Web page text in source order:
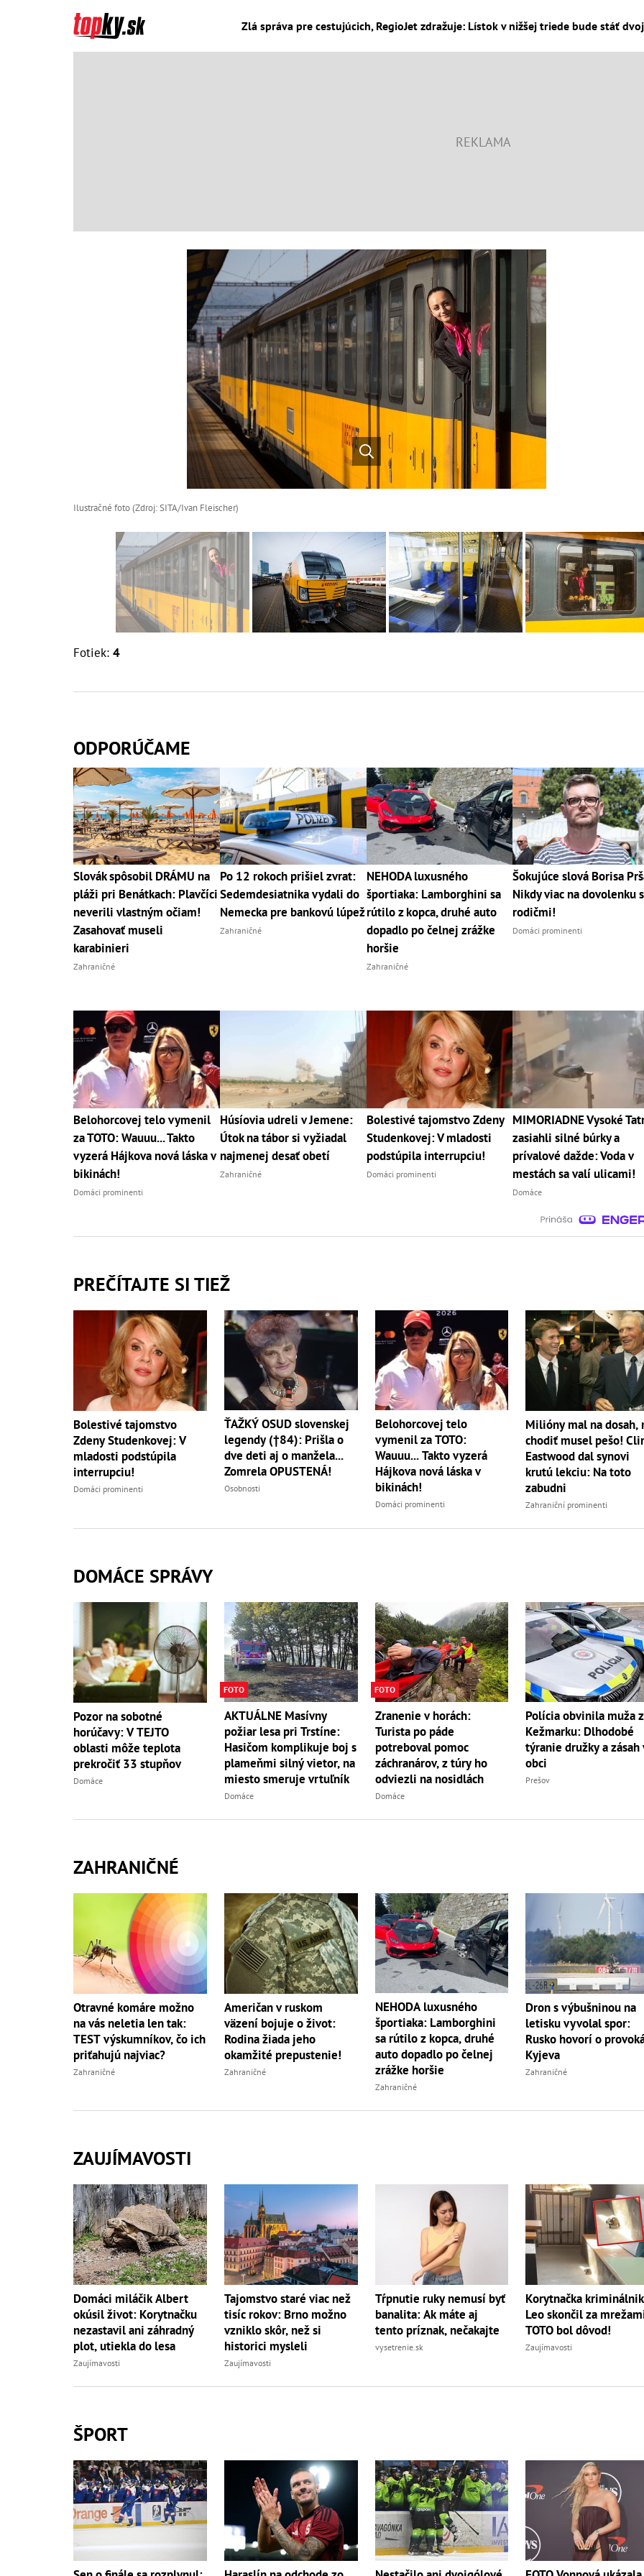
Zlá správa pre cestujúcich, RegioJet zdražuje: Lístok v nižšej triede bude stáť
Ilustračné foto (Zdroj: SITA/Ivan Fleischer)
Fotiek: 4
ODPORÚČAME
Slovák spôsobil DRÁMU na
pláži pri Benátkach: Plavčíci
neverili vlastným očiam!
Zasahovať museli
karabinieri
Zahraničné
Po 12 rokoch prišiel zvrat:
Sedemdesiatnika vydali do
Nemecka pre bankovú lúpež
Zahraničné
NEHODA luxusného
športiaka: Lamborghini sa
rútilo z kopca, druhé auto
dopadlo po čelnej zrážke
horšie
Zahraničné
Šokujúce slová Borisa
Nikdy viac na dovolenku s
rodičmi!
Domáci prominenti
Belohorcovej telo vymenil
za TOTO: Wauuu... Takto
vyzerá Hájkova nová láska v
bikinách!
Domáci prominenti
Húsíovia udreli v Jemene:
Útok na tábor si vyžiadal
najmenej desať obetí
Zahraničné
Bolestivé tajomstvo Zdeny
Studenkovej: V mladosti
podstúpila interrupciu!
Domáci prominenti
MIMORIADNE Vysoké
zasiahli silné búrky a
prívalové dažde: Voda v
mestách sa valí ulicami!
Domáce
PREČÍTAJTE SI TIEŽ
Bolestivé tajomstvo
Zdeny Studenkovej: V
mladosti podstúpila
interrupciu!
Domáci prominenti
ŤAŽKÝ OSUD slovenskej
legendy (†84): Prišla o
dve deti aj o manžela...
Zomrela OPUSTENÁ!
Osobnosti
Belohorcovej telo
vymenil za TOTO:
Wauuu... Takto vyzerá
Hájkova nová láska v
bikinách!
Domáci prominenti
Milióny mal na dosah,
chodiť musel pešo!
Eastwood dal synovi
krutú lekciu: Na toto
zabudni
Zahraniční prominenti
DOMÁCE SPRÁVY
Pozor na sobotné
horúčavy: V TEJTO
oblasti môže teplota
prekročiť 33 stupňov
Domáce
FOTO
AKTUÁLNE Masívny
požiar lesa pri Trstíne:
Hasičom komplikuje boj s
plameňmi silný vietor, na
miesto smeruje vrtuľník
Domáce
FOTO
Zranenie v horách:
Turista po páde
potreboval pomoc
záchranárov, z túry ho
odviezli na nosidlách
Domáce
Polícia obvinila muža z
Kežmarku: Dlhodobé
týranie družky a zásah
obci
Prešov
ZAHRANIČNÉ
Otravné komáre možno
na vás neletia len tak:
TEST výskumníkov, čo ich
priťahujú najviac?
Zahraničné
Američan v ruskom
väzení bojuje o život:
Rodina žiada jeho
okamžité prepustenie!
Zahraničné
NEHODA luxusného
športiaka: Lamborghini
sa rútilo z kopca, druhé
auto dopadlo po čelnej
zrážke horšie
Zahraničné
Dron s výbušninou na
letisku vyvolal spor:
Rusko hovorí o
Kyjeva
Zahraničné
ZAUJÍMAVOSTI
Domáci miláčik Albert
okúsil život: Korytnačku
nezastavil ani záhradný
plot, utiekla do lesa
Zaujímavosti
Tajomstvo staré viac než
tisíc rokov: Brno možno
vzniklo skôr, než si
historici mysleli
Zaujímavosti
Tŕpnutie ruky nemusí byť
banalita: Ak máte aj
tento príznak, nečakajte
vysetrenie.sk
Korytnačka
Leo skončil za
TOTO bol dôvod!
Zaujímavosti
ŠPORT